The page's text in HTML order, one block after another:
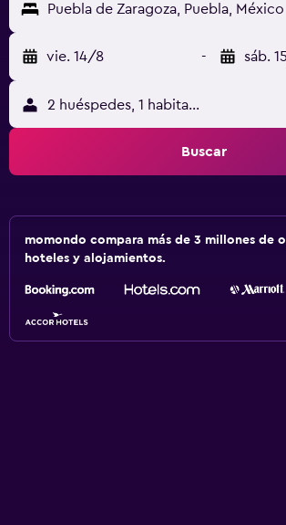
Puebla de Zaragoza, Puebla, México
vie. 14/8 - sáb.
2 huéspedes, 1 habitación
Buscar
momondo compara más de 3 millones de
hoteles y alojamientos.